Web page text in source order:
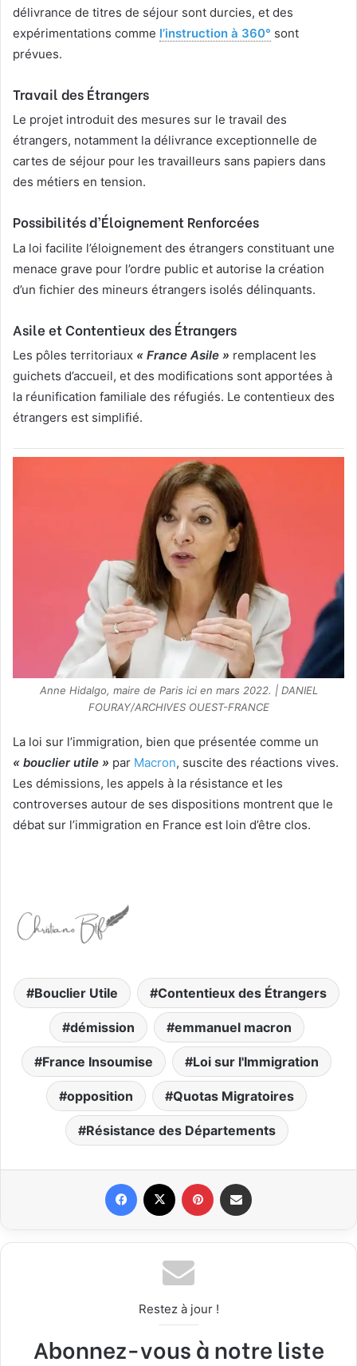
délivrance de titres de séjour sont durcies, et des
expérimentations comme l’instruction à 360° sont
prévues.
Travail des Étrangers
Le projet introduit des mesures sur le travail des
étrangers, notamment la délivrance exceptionnelle de
cartes de séjour pour les travailleurs sans papiers dans
des métiers en tension.
Possibilités d’Éloignement Renforcées
La loi facilite l’éloignement des étrangers constituant une
menace grave pour l’ordre public et autorise la création
d’un fichier des mineurs étrangers isolés délinquants.
Asile et Contentieux des Étrangers
Les pôles territoriaux « France Asile » remplacent les
guichets d’accueil, et des modifications sont apportées à
la réunification familiale des réfugiés. Le contentieux des
étrangers est simplifié.
Anne Hidalgo, maire de Paris ici en mars 2022. | DANIEL
FOURAY/ARCHIVES OUEST-FRANCE
La loi sur l’immigration, bien que présentée comme un
« bouclier utile » par Macron, suscite des réactions vives.
Les démissions, les appels à la résistance et les
controverses autour de ses dispositions montrent que le
débat sur l’immigration en France est loin d’être clos.
Bouclier Utile Contentieux des Étrangers
démission emmanuel macron
France Insoumise Loi sur l'Immigration
opposition Quotas Migratoires
Résistance des Départements
Restez à jour !
Abonnez-vous à notre liste